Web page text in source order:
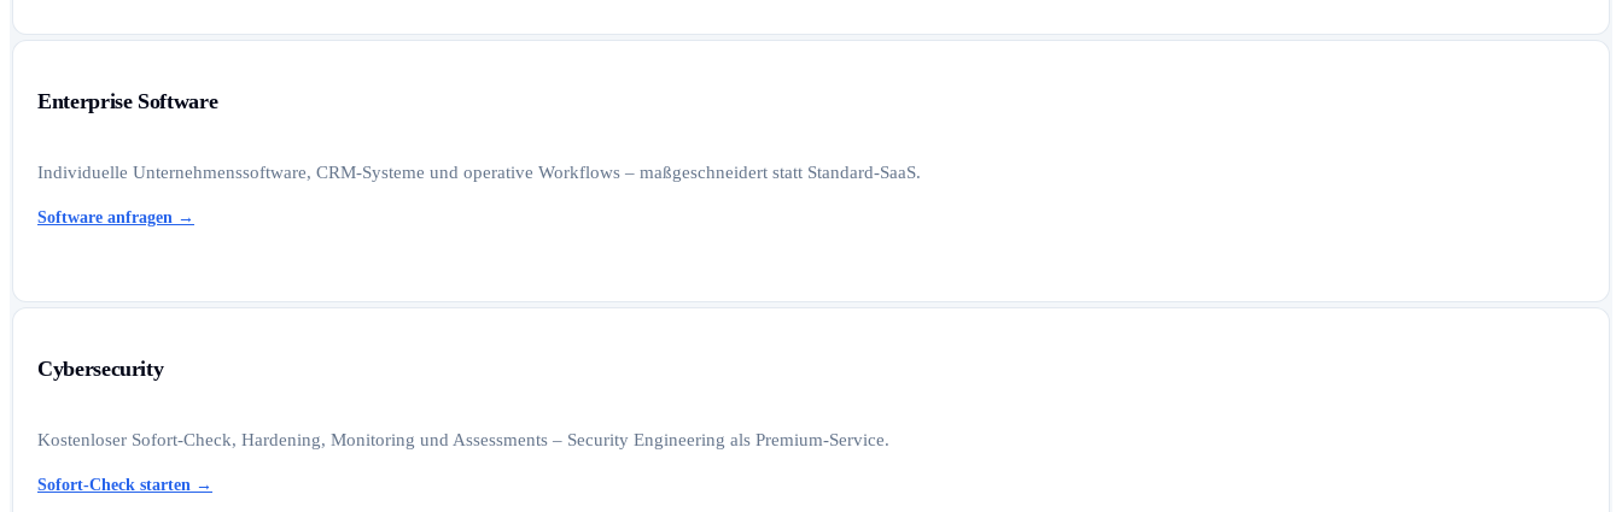
Enterprise Software
Individuelle Unternehmenssoftware, CRM-Systeme und operative Workflows – maßgeschneidert statt Standard-SaaS.
Software anfragen →
Cybersecurity
Kostenloser Sofort-Check, Hardening, Monitoring und Assessments – Security Engineering als Premium-Service.
Sofort-Check starten →